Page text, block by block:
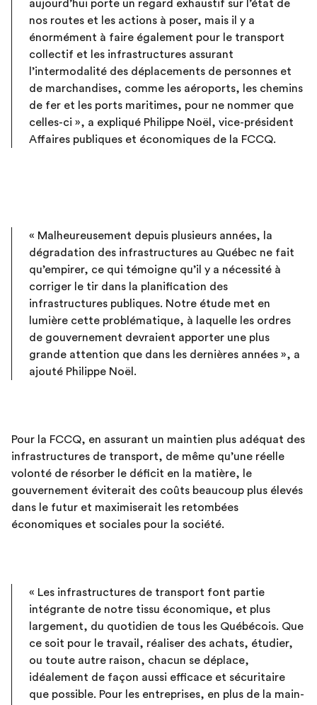
aujourd’hui porte un regard exhaustif sur l’état de
nos routes et les actions à poser, mais il y a
énormément à faire également pour le transport
collectif et les infrastructures assurant
l’intermodalité des déplacements de personnes et
de marchandises, comme les aéroports, les chemins
de fer et les ports maritimes, pour ne nommer que
celles-ci », a expliqué Philippe Noël, vice-président
Affaires publiques et économiques de la FCCQ.
« Malheureusement depuis plusieurs années, la
dégradation des infrastructures au Québec ne fait
qu’empirer, ce qui témoigne qu’il y a nécessité à
corriger le tir dans la planification des
infrastructures publiques. Notre étude met en
lumière cette problématique, à laquelle les ordres
de gouvernement devraient apporter une plus
grande attention que dans les dernières années », a
ajouté Philippe Noël.
Pour la FCCQ, en assurant un maintien plus adéquat des
infrastructures de transport, de même qu’une réelle
volonté de résorber le déficit en la matière, le
gouvernement éviterait des coûts beaucoup plus élevés
dans le futur et maximiserait les retombées
économiques et sociales pour la société.
« Les infrastructures de transport font partie
intégrante de notre tissu économique, et plus
largement, du quotidien de tous les Québécois. Que
ce soit pour le travail, réaliser des achats, étudier,
ou toute autre raison, chacun se déplace,
idéalement de façon aussi efficace et sécuritaire
que possible. Pour les entreprises, en plus de la main-